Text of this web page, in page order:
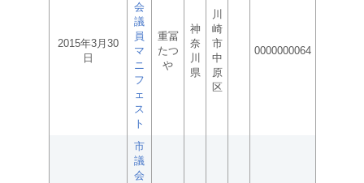
2015年3月30
日
会
議
員
マ
ニ
フ
ェ
ス
ト
重冨
たつ
や
神
奈
川
県
川
崎
市
中
原
区
0000000064
市
議
会